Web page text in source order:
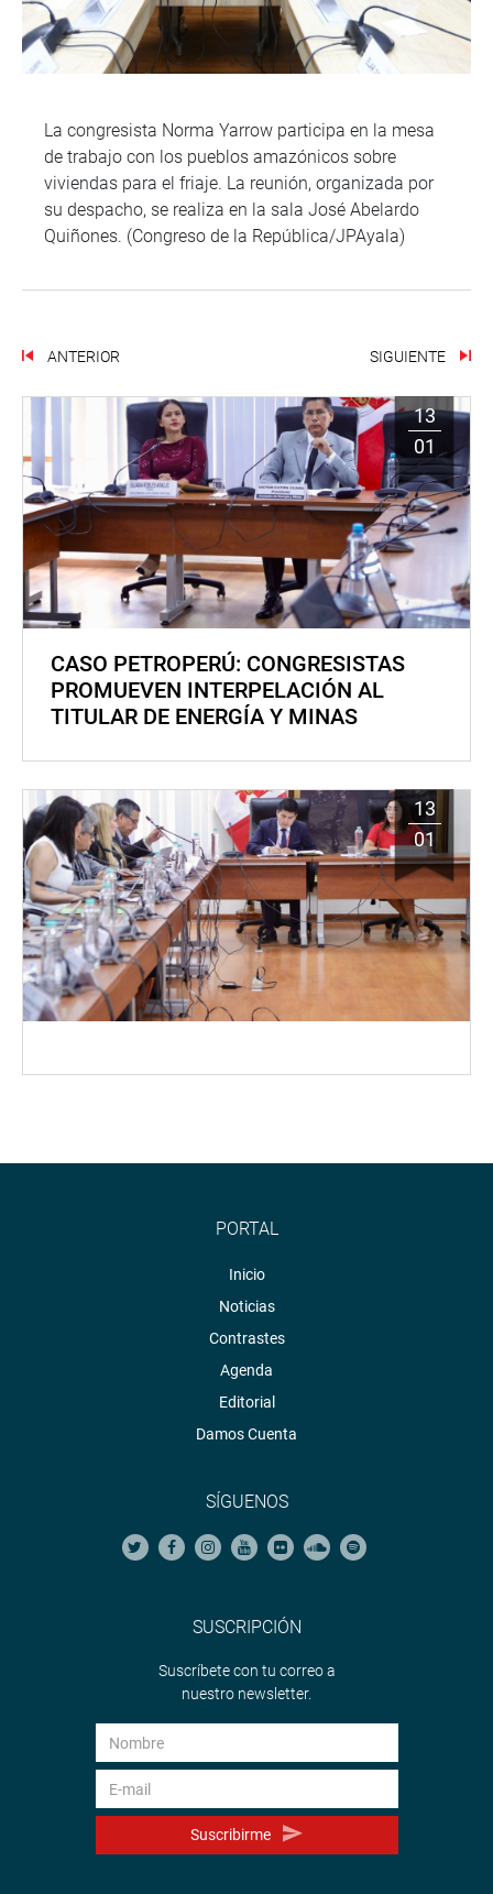
La congresista Norma Yarrow participa en la mesa
de trabajo con los pueblos amazónicos sobre
viviendas para el friaje. La reunión, organizada por
su despacho, se realiza en la sala José Abelardo
Quiñones. (Congreso de la República/JPAyala)
ANTERIOR SIGUIENTE
13
01
CASO PETROPERÚ: CONGRESISTAS
PROMUEVEN INTERPELACIÓN AL
TITULAR DE ENERGÍA Y MINAS
13
01
PORTAL
Inicio
Noticias
Contrastes
Agenda
Editorial
Damos Cuenta
SÍGUENOS
SUSCRIPCIÓN
Suscríbete con tu correo a
nuestro newsletter.
Suscribirme